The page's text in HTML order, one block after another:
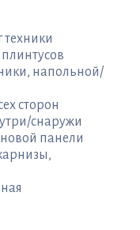
напольной/
сторон
снаружи
панели